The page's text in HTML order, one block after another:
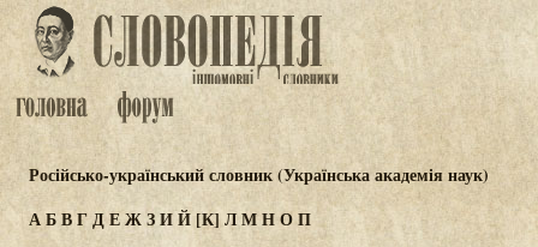
Російсько-український словник (Українська академія наук)
АБВГДЕЖЗИЙ[К]ЛМНОП